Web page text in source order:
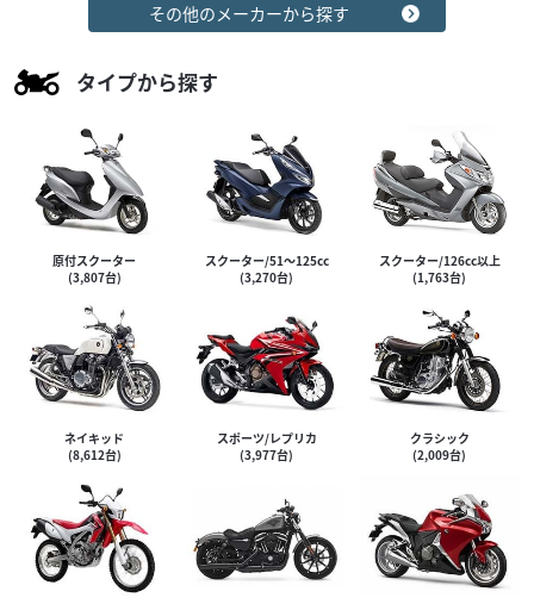
その他のメーカーから探す
タイプから探す
原付スクーター
(3,807台)
スクーター/51～125cc
(3,270台)
スクーター/126cc以上
(1,763台)
ネイキッド
(8,612台)
スポーツ/レプリカ
(3,977台)
クラシック
(2,009台)